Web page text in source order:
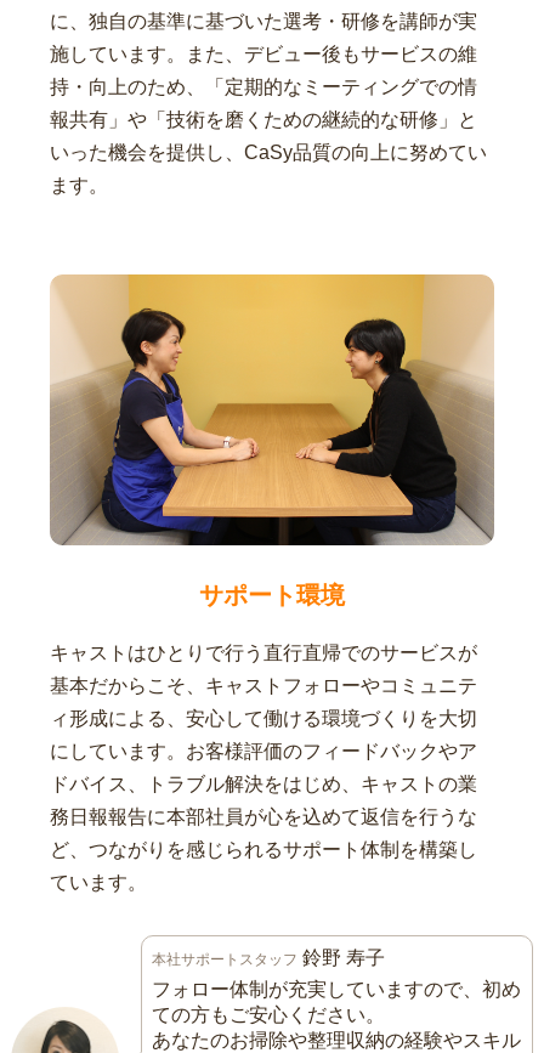
に、独自の基準に基づいた選考・研修を講師が実
施しています。また、デビュー後もサービスの維
持・向上のため、「定期的なミーティングでの情
報共有」や「技術を磨くための継続的な研修」と
いった機会を提供し、CaSy品質の向上に努めてい
ます。
サポート環境
キャストはひとりで行う直行直帰でのサービスが
基本だからこそ、キャストフォローやコミュニテ
ィ形成による、安心して働ける環境づくりを大切
にしています。お客様評価のフィードバックやア
ドバイス、トラブル解決をはじめ、キャストの業
務日報報告に本部社員が心を込めて返信を行うな
ど、つながりを感じられるサポート体制を構築し
ています。
本社サポートスタッフ 鈴野 寿子
フォロー体制が充実していますので、初め
ての方もご安心ください。
あなたのお掃除や整理収納の経験やスキル